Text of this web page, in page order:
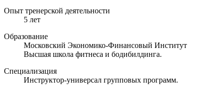
Опыт тренерской деятельности
5 лет
Образование
Московский Экономико-Финансовый Институт
Высшая школа фитнеса и бодибилдинга.
Специализация
Инструктор-универсал групповых программ.